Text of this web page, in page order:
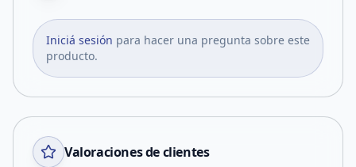
Iniciá sesión para hacer una pregunta sobre este
producto.
Valoraciones de clientes